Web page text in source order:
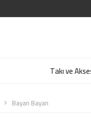
Takı ve
Bayan Bayan